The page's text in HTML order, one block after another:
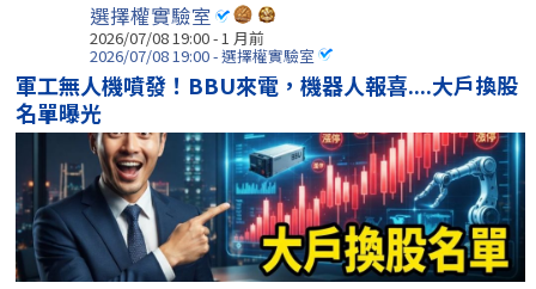
選擇權實驗室
2026/07/08 19:00 - 1 月前
2026/07/08 19:00 - 選擇權實驗室
軍工無人機噴發！BBU來電，機器人報喜....大戶換股
名單曝光